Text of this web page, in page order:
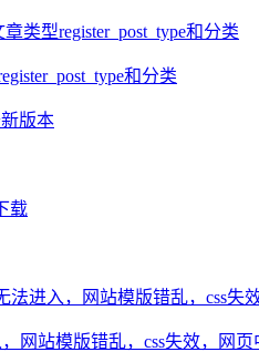
和分类
网站模版错乱，css失效，网